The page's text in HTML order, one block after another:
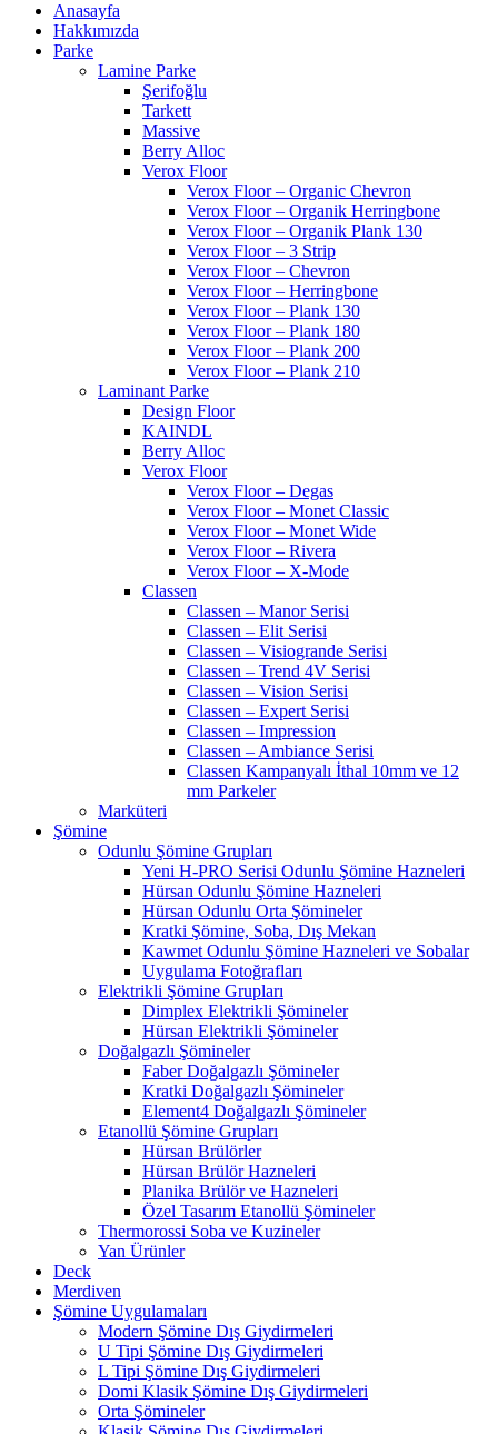
Anasayfa
Hakkımızda
Parke
Lamine Parke
Şerifoğlu
Tarkett
Massive
Berry Alloc
Verox Floor
Verox Floor – Organic Chevron
Verox Floor – Organik Herringbone
Verox Floor – Organik Plank 130
Verox Floor – 3 Strip
Verox Floor – Chevron
Verox Floor – Herringbone
Verox Floor – Plank 130
Verox Floor – Plank 180
Verox Floor – Plank 200
Verox Floor – Plank 210
Laminant Parke
Design Floor
KAINDL
Berry Alloc
Verox Floor
Verox Floor – Degas
Verox Floor – Monet Classic
Verox Floor – Monet Wide
Verox Floor – Rivera
Verox Floor – X-Mode
Classen
Classen – Manor Serisi
Classen – Elit Serisi
Classen – Visiogrande Serisi
Classen – Trend 4V Serisi
Classen – Vision Serisi
Classen – Expert Serisi
Classen – Impression
Classen – Ambiance Serisi
Classen Kampanyalı İthal 10mm ve 12
mm Parkeler
Marküteri
Şömine
Odunlu Şömine Grupları
Yeni H-PRO Serisi Odunlu Şömine Hazneleri
Hürsan Odunlu Şömine Hazneleri
Hürsan Odunlu Orta Şömineler
Kratki Şömine, Soba, Dış Mekan
Kawmet Odunlu Şömine Hazneleri ve Sobalar
Uygulama Fotoğrafları
Elektrikli Şömine Grupları
Dimplex Elektrikli Şömineler
Hürsan Elektrikli Şömineler
Doğalgazlı Şömineler
Faber Doğalgazlı Şömineler
Kratki Doğalgazlı Şömineler
Element4 Doğalgazlı Şömineler
Etanollü Şömine Grupları
Hürsan Brülörler
Hürsan Brülör Hazneleri
Planika Brülör ve Hazneleri
Özel Tasarım Etanollü Şömineler
Thermorossi Soba ve Kuzineler
Yan Ürünler
Deck
Merdiven
Şömine Uygulamaları
Modern Şömine Dış Giydirmeleri
U Tipi Şömine Dış Giydirmeleri
L Tipi Şömine Dış Giydirmeleri
Domi Klasik Şömine Dış Giydirmeleri
Orta Şömineler